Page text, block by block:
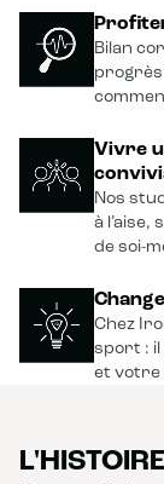
Bilan
progrès
Vivre
Nos
à
de soi-
Chez
sport :
et votre